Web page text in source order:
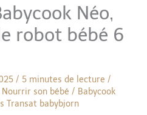
Néo,
robot bébé 6
/ 5 minutes de lecture /
Nourrir son bébé / Babycook
Transat babybjorn